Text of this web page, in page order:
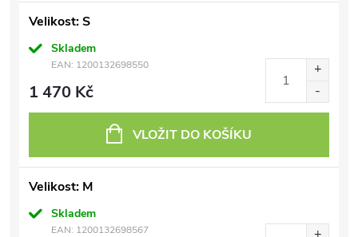
Velikost: S
Skladem
EAN: 1200132698550
1 470 Kč
VLOŽIT DO KOŠÍKU
Velikost: M
Skladem
EAN: 1200132698567